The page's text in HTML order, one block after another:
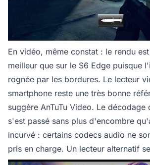
En vidéo, même constat : le rendu
meilleur que sur le S6 Edge puisque
rognée par les bordures. Le lecteur
smartphone reste une très bonne
suggère AnTuTu Video. Le décodage
s'est passé sans plus d'encombre
incurvé : certains codecs audio ne
pris en charge. Un lecteur alternatif